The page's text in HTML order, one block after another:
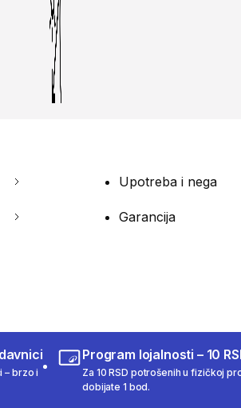
Upotreba i nega
Garancija
– brzo i
Program lojalnosti – 10
Za 10 RSD potrošenih u fizičkoj
dobijate 1 bod.